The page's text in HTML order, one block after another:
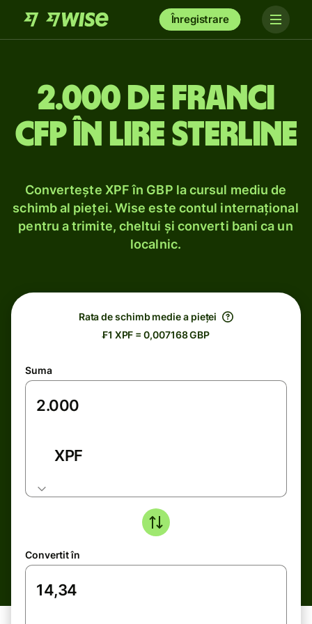
Înregistrare
2.000 de franci
CFP în lire sterline
Convertește XPF în GBP la cursul mediu de
schimb al pieței. Wise este contul internațional
pentru a trimite, cheltui și converti bani ca un
localnic.
Rata de schimb medie a pieței
₣1 XPF = 0,007168 GBP
Suma
XPF
Convertit în